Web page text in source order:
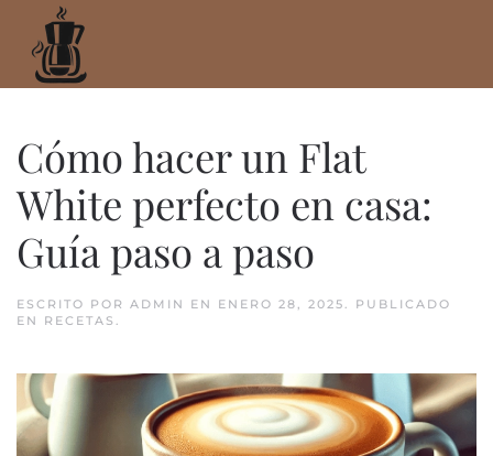
Ir
al
Cómo hacer un Flat
White perfecto en casa:
Guía paso a paso
ESCRITO POR ADMIN EN ENERO 28, 2025. PUBLICADO
EN RECETAS .